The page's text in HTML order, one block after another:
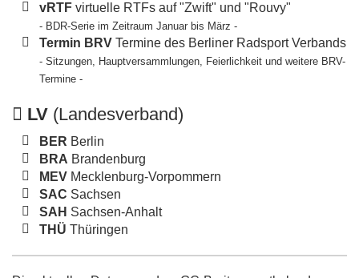
vRTF virtuelle RTFs auf "Zwift" und "Rouvy"
- BDR-Serie im Zeitraum Januar bis März -
Termin BRV Termine des Berliner Radsport Verbands
- Sitzungen, Hauptversammlungen, Feierlichkeit und weitere BRV-
Termine -
LV (Landesverband)
BER Berlin
BRA Brandenburg
MEV Mecklenburg-Vorpommern
SAC Sachsen
SAH Sachsen-Anhalt
THÜ Thüringen